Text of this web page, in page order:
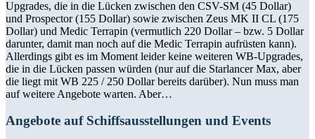
Upgrades, die in die Lücken zwischen den CSV-SM (45 Dollar)
und Prospector (155 Dollar) sowie zwischen Zeus MK II CL (175
Dollar) und Medic Terrapin (vermutlich 220 Dollar – bzw. 5 Dollar
darunter, damit man noch auf die Medic Terrapin aufrüsten kann).
Allerdings gibt es im Moment leider keine weiteren WB-Upgrades,
die in die Lücken passen würden (nur auf die Starlancer Max, aber
die liegt mit WB 225 / 250 Dollar bereits darüber). Nun muss man
auf weitere Angebote warten. Aber…
Angebote auf Schiffsausstellungen und Events